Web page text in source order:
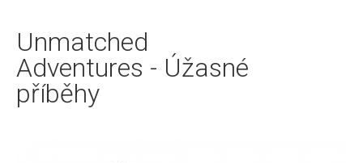
Unmatched
Adventures - Úžasné
příběhy